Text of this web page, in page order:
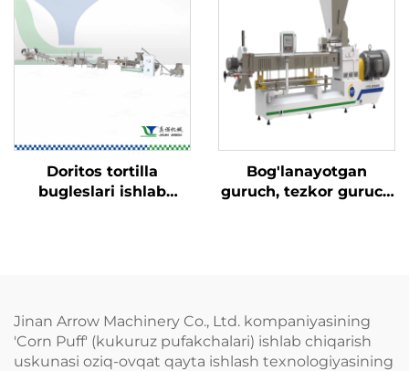
Doritos tortilla
bugleslari ishlab
Bog'lanayotgan
guruch, tezkor guruch
Jinan Arrow Machinery Co., Ltd. kompaniyasining
'Corn Puff' (kukuruz pufakchalari) ishlab chiqarish
uskunasi oziq-ovqat qayta ishlash texnologiyasining